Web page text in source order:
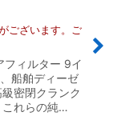
ございます。ご
ィルター 9イ
船舶ディーゼ
密閉クランク
これらの純…